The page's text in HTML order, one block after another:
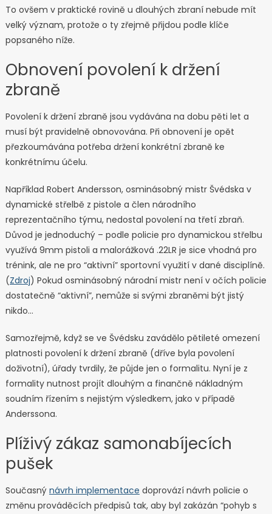
To ovšem v praktické rovině u dlouhých zbraní nebude mít
velký význam, protože o ty zřejmě přijdou podle klíče
popsaného níže.
Obnovení povolení k držení
zbraně
Povolení k držení zbraně jsou vydávána na dobu pěti let a
musí být pravidelně obnovována. Při obnovení je opět
přezkoumávána potřeba držení konkrétní zbraně ke
konkrétnímu účelu.
Například Robert Andersson, osminásobný mistr Švédska v
dynamické střelbě z pistole a člen národního
reprezentačního týmu, nedostal povolení na třetí zbraň.
Důvod je jednoduchý – podle policie pro dynamickou střelbu
využívá 9mm pistoli a malorážková .22LR je sice vhodná pro
trénink, ale ne pro “aktivní” sportovní využití v dané disciplíně.
(Zdroj) Pokud osminásobný národní mistr není v očích policie
dostatečně “aktivní”, nemůže si svými zbraněmi být jistý
nikdo…
Samozřejmě, když se ve Švédsku zavádělo pětileté omezení
platnosti povolení k držení zbraně (dříve byla povolení
doživotní), úřady tvrdily, že půjde jen o formalitu. Nyní je z
formality nutnost projít dlouhým a finančně nákladným
soudním řízením s nejistým výsledkem, jako v případě
Anderssona.
Plíživý zákaz samonabíjecích
pušek
Současný návrh implementace doprovází návrh policie o
změnu prováděcích předpisů tak, aby byl zakázán “pohyb s